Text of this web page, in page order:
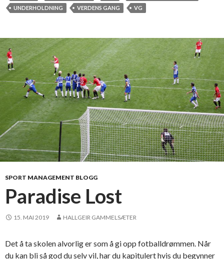
e
n
d
i
g
h
e
t
s
s
y
n
UNDERHOLDNING
VERDENS GANG VG
SPORT MANAGEMENT BLOGG
Paradise Lost
15. MAI 2019 HALLGEIR GAMMELSÆTER
Det å ta skolen alvorlig er som å gi opp fotballdrømmen. Når
du kan bli så god du selv vil, har du kapitulert hvis du begynner